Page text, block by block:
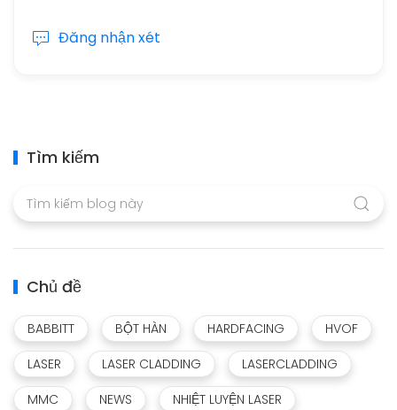
Đăng nhận xét
Tìm kiếm
Chủ đề
BABBITT BỘT HÀN HARDFACING
HVOF
LASER
LASER CLADDING
LASERCLADDING
MMC
NEWS
NHIỆT LUYỆN LASER